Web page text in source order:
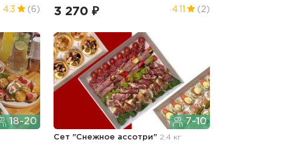
4.3 (6) 3 270 ₽ 4.11 (2)
18-20 7-10
Сет "Снежное ассотри" 2.4 кг